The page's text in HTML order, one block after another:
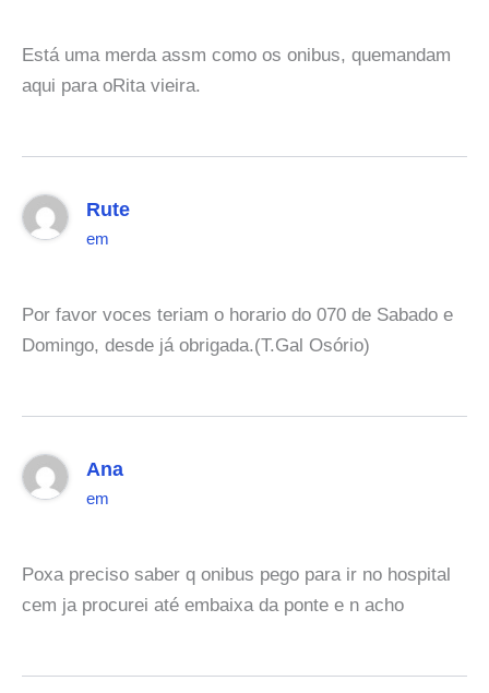
Está uma merda assm como os onibus, quemandam
aqui para oRita vieira.
Rute
em
Por favor voces teriam o horario do 070 de Sabado e
Domingo, desde já obrigada.(T.Gal Osório)
Ana
em
Poxa preciso saber q onibus pego para ir no hospital
cem ja procurei até embaixa da ponte e n acho